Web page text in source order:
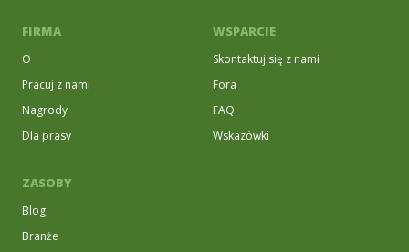
FIRMA
O
Pracuj z nami
Nagrody
Dla prasy
WSPARCIE
Skontaktuj się z nami
Fora
FAQ
Wskazówki
ZASOBY
Blog
Branże